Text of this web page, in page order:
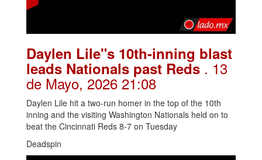
Daylen Lile"s 10th-inning blast
leads Nationals past Reds . 13
de Mayo, 2026 21:08
Daylen Lile hit a two-run homer in the top of the 10th
inning and the visiting Washington Nationals held on to
beat the Cincinnati Reds 8-7 on Tuesday
Deadspin